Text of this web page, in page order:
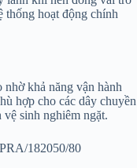
hoạt động chính
khả năng vận hành
hợp cho các dây chuyền
vệ sinh nghiêm ngặt.